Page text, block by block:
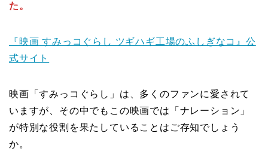
た。
『映画 すみっコぐらし ツギハギ工場のふしぎなコ』公
式サイト
映画「すみっコぐらし」は、多くのファンに愛されて
いますが、その中でもこの映画では「ナレーション」
が特別な役割を果たしていることはご存知でしょう
か。